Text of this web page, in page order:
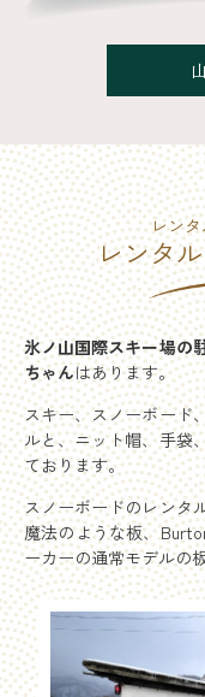
レン
レンタ
氷ノ山国際スキー場の
ちゃんはあります。
スキー、スノーボード
ルと、ニット帽、手袋
ております。
スノーボードのレンタ
魔法のような板、
ーカーの通常モデルの